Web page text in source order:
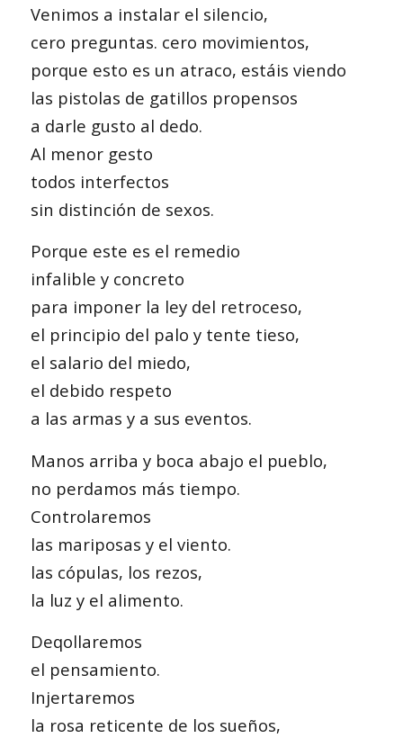
Venimos a instalar el silencio,
cero preguntas. cero movimientos,
porque esto es un atraco, estáis viendo
las pistolas de gatillos propensos
a darle gusto al dedo.
Al menor gesto
todos interfectos
sin distinción de sexos.
Porque este es el remedio
infalible y concreto
para imponer la ley del retroceso,
el principio del palo y tente tieso,
el salario del miedo,
el debido respeto
a las armas y a sus eventos.
Manos arriba y boca abajo el pueblo,
no perdamos más tiempo.
Controlaremos
las mariposas y el viento.
las cópulas, los rezos,
la luz y el alimento.
Deqollaremos
el pensamiento.
Injertaremos
la rosa reticente de los sueños,